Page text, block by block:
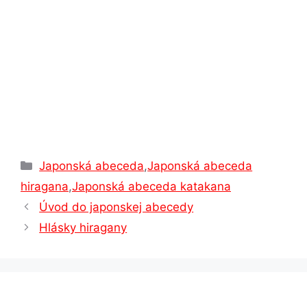
Kategórie
Japonská abeceda,Japonská abeceda
hiragana,Japonská abeceda katakana
Úvod do japonskej abecedy
Hlásky hiragany